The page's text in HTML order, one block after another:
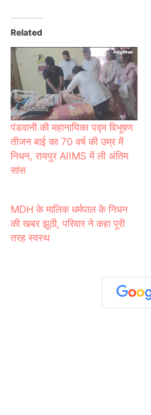
Related
पंडवानी की महानायिका पद्म विभूषण
तीजन बाई का 70 वर्ष की उम्र में
निधन, रायपुर AIIMS में ली अंतिम
सांस
MDH के मालिक धर्मपाल के निधन
की खबर झूठी, परिवार ने कहा पूरी
तरह स्‍वस्‍थ